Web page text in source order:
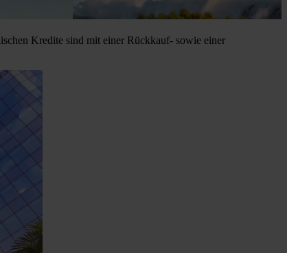
Kredite sind mit einer Rückkauf- sowie einer